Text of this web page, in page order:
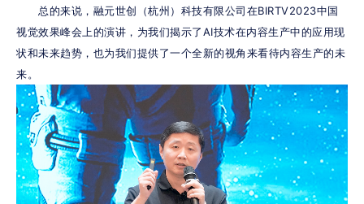
视觉效果峰会上的演讲，为我们揭示了AI技术在内容生产中的应用现
状和未来趋势，也为我们提供了一个全新的视角来看待内容生产的未
来。